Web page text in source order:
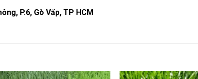
P.6, Gò Vấp, TP HCM